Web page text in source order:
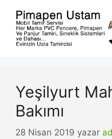
Yeşilyurt
Bakımı
28 Nisan 2019 yazar